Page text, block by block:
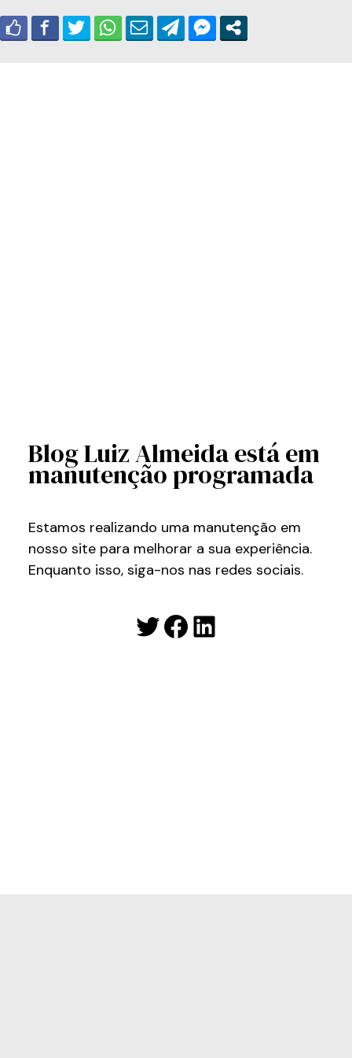
Blog Luiz Almeida está em
manutenção programada
Estamos realizando uma manutenção em
nosso site para melhorar a sua experiência.
Enquanto isso, siga-nos nas redes sociais.
Twitter
Facebook
LinkedIn